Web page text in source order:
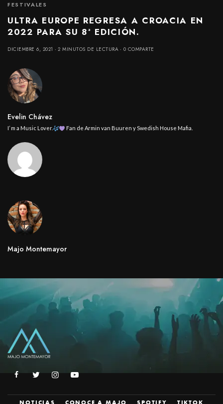
FESTIVALES
ULTRA EUROPE REGRESA A CROACIA EN
2022 PARA SU 8ª EDICIÓN.
DICIEMBRE 6, 2021 2 MINUTOS DE LECTURA 0 COMPARTE
Evelin Chávez
I’ m a Music Lover. Fan de Armin van Buuren y Swedish House Mafia.
Majo Montemayor